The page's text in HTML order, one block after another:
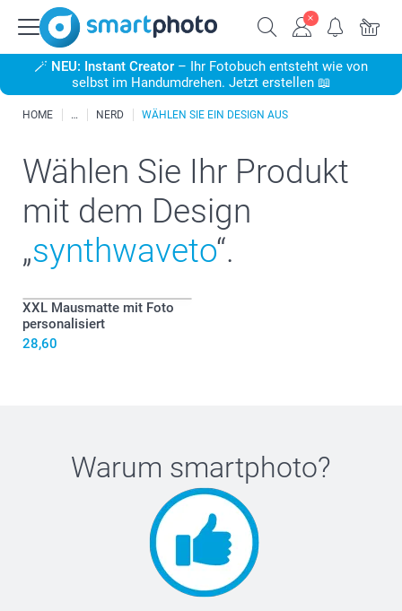
🪄 NEU: Instant Creator – Ihr Fotobuch entsteht wie von
selbst im Handumdrehen. Jetzt erstellen 📖
HOME NERD WÄHLEN SIE EIN DESIGN AUS
Wählen Sie Ihr Produkt
mit dem Design
„synthwaveto“.
XXL Mausmatte mit Foto
personalisiert
28,60
Warum smartphoto?